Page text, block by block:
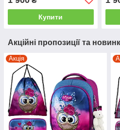
пенал у подарунок)
Купити
Акційні пропозиції та
Акція